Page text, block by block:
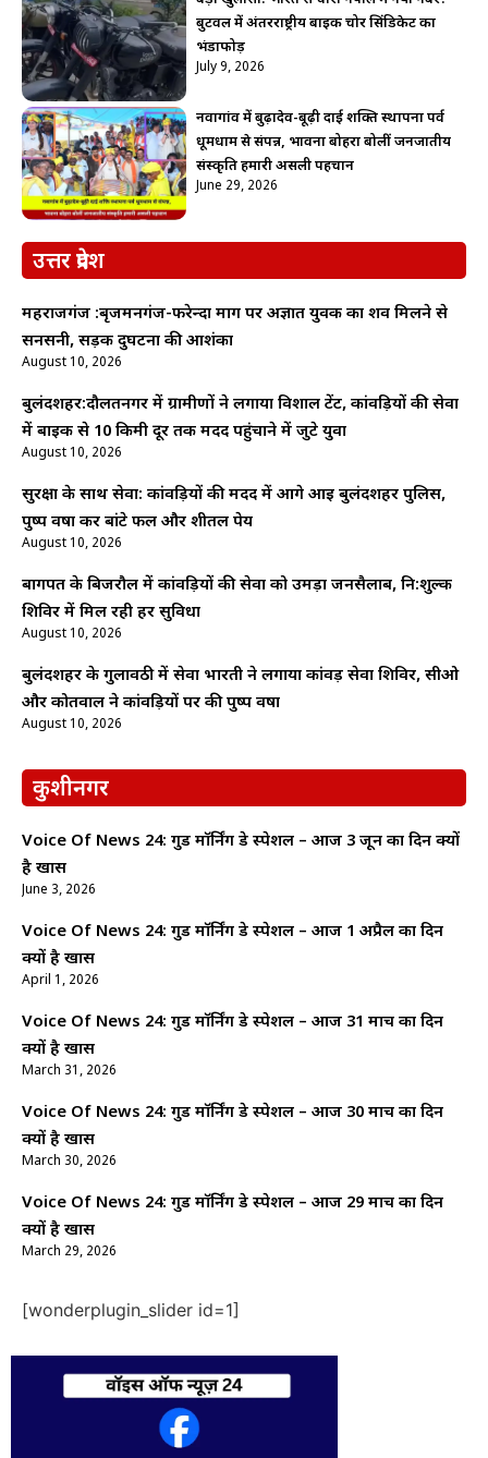
बुटवल में अंतरराष्ट्रीय बाइक चोर सिंडिकेट का
भंडाफोड़
July 9, 2026
नवागांव में बुढ़ादेव-बूढ़ी दाई शक्ति स्थापना पर्व
धूमधाम से संपन्न, भावना बोहरा बोलीं जनजातीय
संस्कृति हमारी असली पहचान
June 29, 2026
उत्तर प्रदेश
महराजगंज :बृजमनगंज-फरेन्दा मार्ग पर अज्ञात युवक का शव मिलने से
सनसनी, सड़क दुर्घटना की आशंका
August 10, 2026
बुलंदशहर:दौलतनगर में ग्रामीणों ने लगाया विशाल टेंट, कांवड़ियों की सेवा
में बाइक से 10 किमी दूर तक मदद पहुंचाने में जुटे युवा
August 10, 2026
सुरक्षा के साथ सेवा: कांवड़ियों की मदद में आगे आई बुलंदशहर पुलिस,
पुष्प वर्षा कर बांटे फल और शीतल पेय
August 10, 2026
बागपत के बिजरौल में कांवड़ियों की सेवा को उमड़ा जनसैलाब, नि:शुल्क
शिविर में मिल रही हर सुविधा
August 10, 2026
बुलंदशहर के गुलावठी में सेवा भारती ने लगाया कांवड़ सेवा शिविर, सीओ
और कोतवाल ने कांवड़ियों पर की पुष्प वर्षा
August 10, 2026
कुशीनगर
Voice Of News 24: गुड माॅर्निंग डे स्पेशल – आज 3 जून का दिन क्यों
है खास
June 3, 2026
Voice Of News 24: गुड माॅर्निंग डे स्पेशल – आज 1 अप्रैल का दिन
क्यों है खास
April 1, 2026
Voice Of News 24: गुड माॅर्निंग डे स्पेशल – आज 31 मार्च का दिन
क्यों है खास
March 31, 2026
Voice Of News 24: गुड माॅर्निंग डे स्पेशल – आज 30 मार्च का दिन
क्यों है खास
March 30, 2026
Voice Of News 24: गुड माॅर्निंग डे स्पेशल – आज 29 मार्च का दिन
क्यों है खास
March 29, 2026
[wonderplugin_slider id=1]